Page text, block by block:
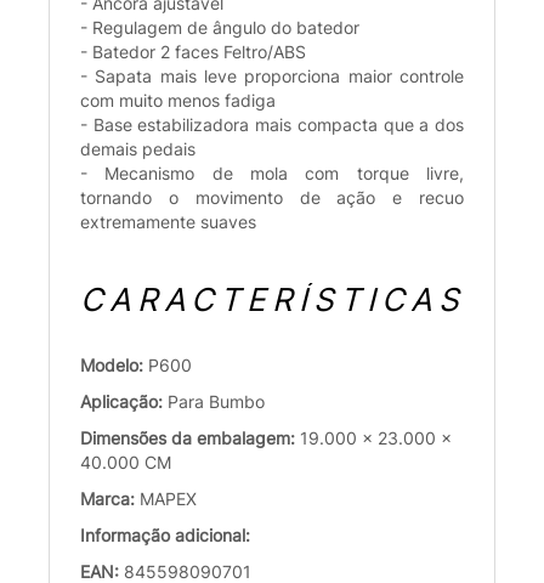
- Regulagem de ângulo do batedor
- Batedor 2 faces Feltro/ABS
- Sapata mais leve proporciona maior controle
com muito menos fadiga
- Base estabilizadora mais compacta que a dos
demais pedais
- Mecanismo de mola com torque livre,
tornando o movimento de ação e recuo
extremamente suaves
CARACTERÍSTICAS
Modelo: P600
Aplicação: Para Bumbo
Dimensões da embalagem: 19.000 x 23.000 x
40.000 CM
Marca: MAPEX
Informação adicional:
EAN: 845598090701